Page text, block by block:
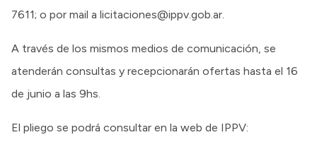
7611; o por mail a licitaciones@ippv.gob.ar.
A través de los mismos medios de comunicación, se
atenderán consultas y recepcionarán ofertas hasta el 16
de junio a las 9hs.
El pliego se podrá consultar en la web de IPPV: